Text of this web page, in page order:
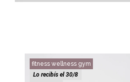
fitness wellness gym
Lo recibís el 30/8